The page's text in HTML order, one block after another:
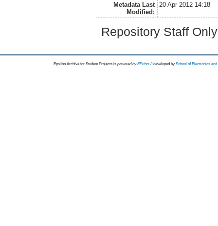
Metadata Last
Modified:
20 Apr 2012 14:18
Repository Staff
Epsilon Archive for Student Projects is powored byEPrints 3 developed by School of Electronics